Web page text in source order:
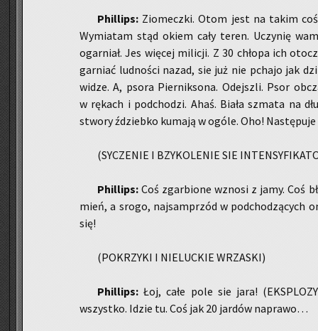
Phil­lips: Zio­mecz­ki. Otom jest na takim
Wy­mia­tam stąd okiem cały teren. Uczy­nię
ogar­niał. Jes wię­cej mi­li­cji. Z 30 chło­pa ich
gar­niać lud­no­ści nazad, sie już nie pcha­jo jak
widze. A, psora Pier­nik­so­na. Odejsz­li. Psor
w rę­kach i pod­cho­dzi. Ahaś. Biała szma­ta na
stwo­ry ździeb­ko ku­ma­ją w ogóle. Oho!
(SY­CZE­NIE I BZY­KO­LE­NIE SIE
Phil­lips: Coś zgar­bio­ne wzno­si z jamy. Coś
mień, a srogo, naj­sam­przód w pod­cho­dzą­cych
się!
(PO­KRZY­KI I NIE­LUC­KIE WRZA­SKI)
Phil­lips: Łoj, całe pole sie jara!
wszyst­ko. Idzie tu. Coś jak 20 jar­dów na­pra­wo…